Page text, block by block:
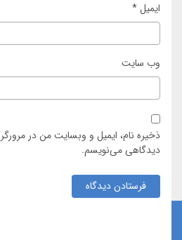
ایمیل*
وب‌ سایت
ذخیره نام، ایمیل و وبسایت من در
دیدگاهی می‌نویسم.